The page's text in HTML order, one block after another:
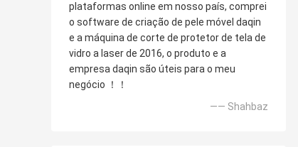
plataformas online em nosso país, comprei
o software de criação de pele móvel daqin
e a máquina de corte de protetor de tela de
vidro a laser de 2016, o produto e a
empresa daqin são úteis para o meu
negócio ！！
—— Shahbaz